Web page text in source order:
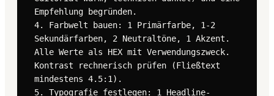
Empfehlung begründen.
4. Farbwelt bauen: 1 Primärfarbe, 1-2
Sekundärfarben, 2 Neutraltöne, 1 Akzent.
Alle Werte als HEX mit Verwendungszweck.
Kontrast rechnerisch prüfen (Fließtext
mindestens 4.5:1).
5. Typografie festlegen: 1 Headline-